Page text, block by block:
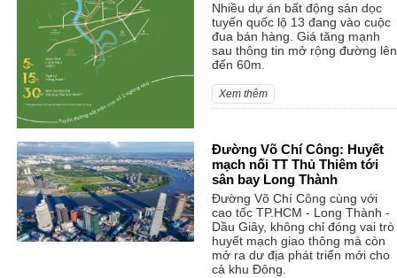
Nhiều dự án bất động sản dọc
tuyến quốc lộ 13 đang vào cuộc
đua bán hàng. Giá tăng mạnh
sau thông tin mở rộng đường lên
đến 60m.
Xem thêm
Đường Võ Chí Công: Huyết
mạch nối TT Thủ Thiêm tới
sân bay Long Thành
Đường Võ Chí Công cùng với
cao tốc TP.HCM - Long Thành -
Dầu Giây, không chỉ đóng vai trò
huyết mạch giao thông mà còn
mở ra dư địa phát triển mới cho
cả khu Đông.